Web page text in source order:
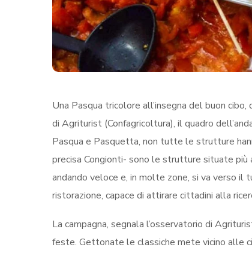
Una Pasqua tricolore all’insegna del buon
di Agriturist (Confagricoltura), il quadro
Pasqua e Pasquetta, non tutte le strutture
precisa Congionti- sono le strutture situate più
andando veloce e, in molte zone, si va verso il
ristorazione, capace di attirare cittadini alla
La campagna, segnala l’osservatorio di
feste. Gettonate le classiche mete vicino alle